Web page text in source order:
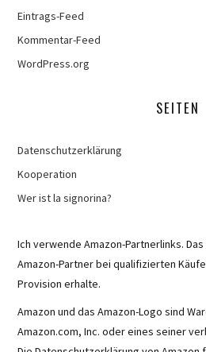
Eintrags-Feed
Kommentar-Feed
WordPress.org
SEITEN
Datenschutzerklärung
Kooperation
Wer ist la signorina?
Ich verwende Amazon-Partnerlinks.
Amazon-Partner bei qualifizierten
Provision erhalte.
Amazon und das Amazon-Logo sind
Amazon.com, Inc. oder eines seiner